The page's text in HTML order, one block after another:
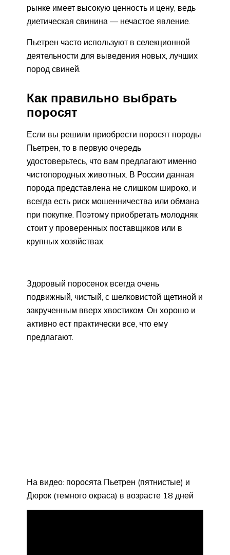
рынке имеет высокую ценность и цену, ведь
диетическая свинина — нечастое явление.
Пьетрен часто используют в селекционной
деятельности для выведения новых, лучших
пород свиней.
Как правильно выбрать
поросят
Если вы решили приобрести поросят породы
Пьетрен, то в первую очередь
удостоверьтесь, что вам предлагают именно
чистопородных животных. В России данная
порода представлена не слишком широко, и
всегда есть риск мошенничества или обмана
при покупке. Поэтому приобретать молодняк
стоит у проверенных поставщиков или в
крупных хозяйствах.
Здоровый поросенок всегда очень
подвижный, чистый, с шелковистой щетиной и
закрученным вверх хвостиком. Он хорошо и
активно ест практически все, что ему
предлагают.
На видео: поросята Пьетрен (пятнистые) и
Дюрок (темного окраса) в возрасте 18 дней